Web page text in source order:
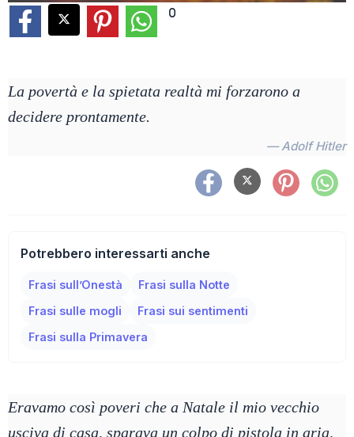
0
La povertà e la spietata realtà mi forzarono a
decidere prontamente.
— Adolf Hitler
Potrebbero interessarti anche
Frasi sull’Onestà
Frasi sulla Notte
Frasi sulle mogli
Frasi sui sentimenti
Frasi sulla Primavera
Eravamo così poveri che a Natale il mio vecchio
usciva di casa, sparava un colpo di pistola in aria,